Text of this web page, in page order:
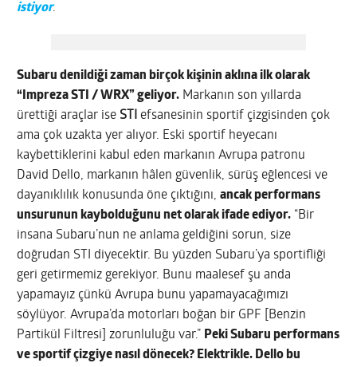
istiyor.
Subaru denildiği zaman birçok kişinin aklına ilk olarak
“Impreza STI / WRX” geliyor. Markanın son yıllarda
ürettiği araçlar ise STI
efsanesinin sportif çizgisinden çok
ama çok uzakta yer alıyor. Eski sportif heyecanı
kaybettiklerini kabul eden markanın Avrupa patronu
David Dello, markanın hâlen güvenlik, sürüş eğlencesi ve
dayanıklılık konusunda öne çıktığını,ancak performans
unsurunun kaybolduğunu net olarak ifade ediyor. “Bir
insana Subaru’nun ne anlama geldiğini sorun, size
doğrudan STI diyecektir. Bu yüzden Subaru’ya sportifliği
geri getirmemiz gerekiyor. Bunu maalesef şu anda
yapamayız çünkü Avrupa bunu yapamayacağımızı
söylüyor. Avrupa’da motorları boğan bir GPF [Benzin
Partikül Filtresi] zorunluluğu var.” Peki Subaru performans
ve sportif çizgiye nasıl dönecek? Elektrikle. Dello bu